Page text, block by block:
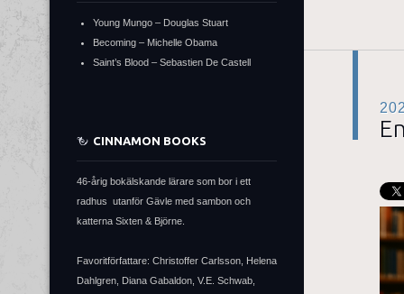
Young Mungo – Douglas Stuart
Becoming – Michelle Obama
Saint’s Blood – Sebastien De Castell
CINNAMON BOOKS
46-årig bokälskande lärare som bor i ett
radhus utanför Gävle med sambon och
katterna Sixten & Björne.
Favoritförfattare: Christoffer Carlsson, Helena
Dahlgren, Diana Gabaldon, V.E. Schwab,